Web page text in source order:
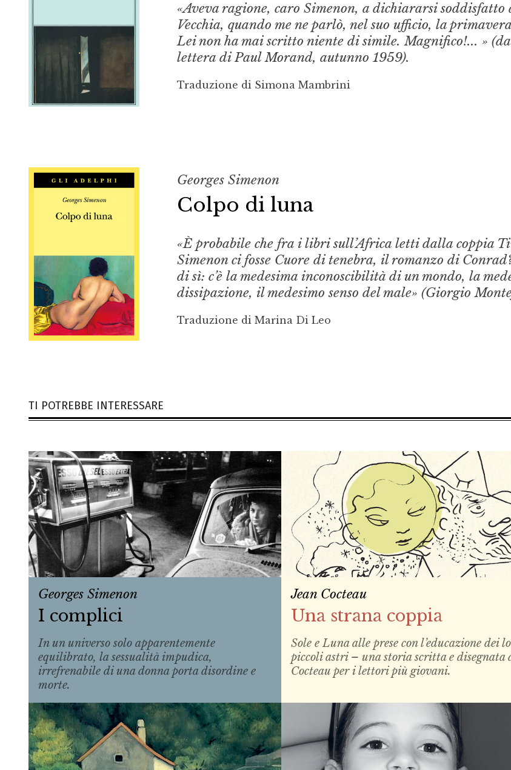
«Aveva ragione, caro Simenon, a dichiararsi soddisfatto
Vecchia, quando me ne parlò, nel suo ufficio, la primavera
Lei non ha mai scritto niente di simile. Magnifico!... »
lettera di Paul Morand, autunno 1959).
Traduzione di Simona Mambrini
Georges Simenon
Colpo di luna
«È probabile che fra i libri sull’Africa letti dalla coppia
Simenon ci fosse Cuore di tenebra, il romanzo di
di sì: c’è la medesima inconoscibilità di un mondo, la
dissipazione, il medesimo senso del male» (Giorgio
Traduzione di Marina Di Leo
TI POTREBBE INTERESSARE
Georges Simenon
I complici
In un universo solo apparentemente
equilibrato, la sessualità impudica,
irrefrenabile di una donna porta disordine e
morte.
Jean Cocteau
Una strana coppia
Sole e Luna alle prese con l’educazione dei
piccoli astri – una storia scritta e disegnata
Cocteau per i lettori più giovani.